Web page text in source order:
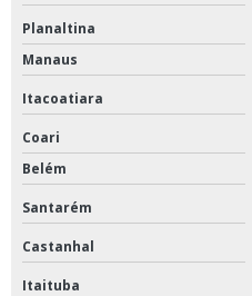
Planaltina
Manaus
Itacoatiara
Coari
Belém
Santarém
Castanhal
Itaituba